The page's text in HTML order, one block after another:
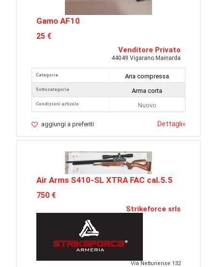
Gamo AF10
25 €
Venditore Privato
44049 Vigarano Mainarda
Categoria
Sottocategoria
Condizioni articolo
Aria compressa
Arma corta
Nuovo
aggiungi a preferiti Dettagli»
Air Arms S410-SL XTRA FAC cal.5.5
750 €
Strikeforce srls
Via Nettunense 132